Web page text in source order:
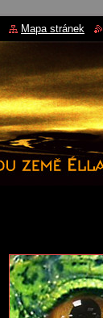
Mapa stránek